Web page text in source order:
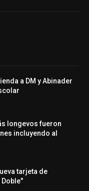
a DM y Abinader
longevos fueron
incluyendo al
tarjeta de